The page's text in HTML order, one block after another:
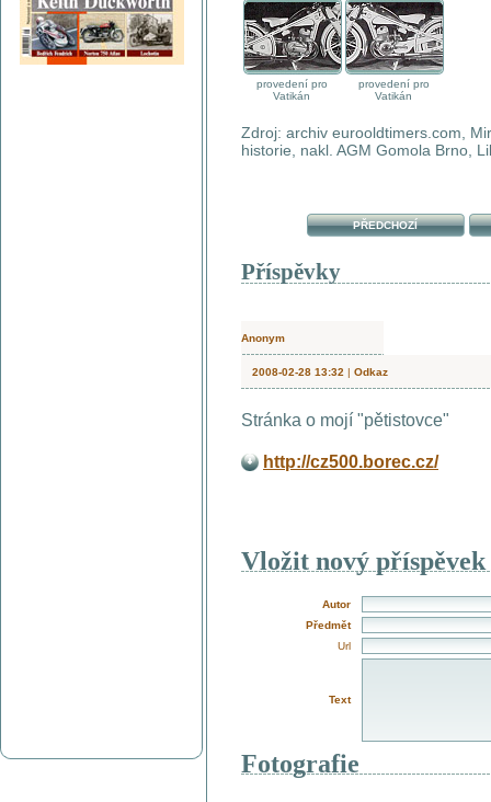
provedení pro
Vatikán
provedení pro
Vatikán
Zdroj: archiv eurooldtimers.com,
historie, nakl. AGM Gomola Brno,
PŘEDCHOZÍ
Příspěvky
Anonym
2008-02-28 13:32 | Odkaz
Stránka o mojí "pětistovce"
http://cz500.borec.cz/
Vložit nový příspěvek
Autor
Předmět
Url
Text
Fotografie